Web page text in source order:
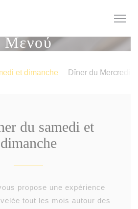
Μενού
et dimanche Dîner du Mercredi
du samedi et
dimanche
propose une expérience
tout les mois autour des